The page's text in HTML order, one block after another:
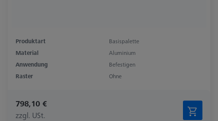
Produktart
Basispalette
Material
Aluminium
Anwendung
Befestigen
Raster
Ohne
798,10 €
zzgl. USt.